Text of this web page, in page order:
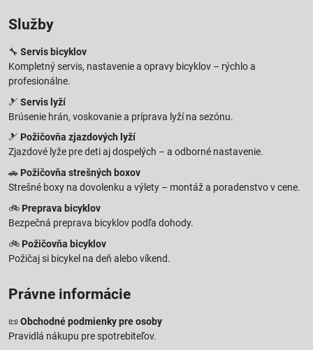
Služby
🔧 Servis bicyklov
Kompletný servis, nastavenie a opravy bicyklov – rýchlo a
profesionálne.
🎿 Servis lyží
Brúsenie hrán, voskovanie a príprava lyží na sezónu.
🎿 Požičovňa zjazdových lyží
Zjazdové lyže pre deti aj dospelých – a odborné nastavenie.
🚗 Požičovňa strešných boxov
Strešné boxy na dovolenku a výlety – montáž a poradenstvo v cene.
🚲 Preprava bicyklov
Bezpečná preprava bicyklov podľa dohody.
🚲 Požičovňa bicyklov
Požičaj si bicykel na deň alebo víkend.
Právne informácie
📜 Obchodné podmienky pre osoby
Pravidlá nákupu pre spotrebiteľov.